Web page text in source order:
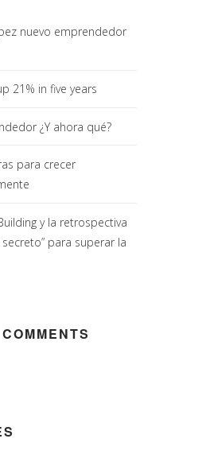
nuevo emprendedor
21% in five years
¿Y ahora qué?
para crecer
y la retrospectiva
secreto” para superar la